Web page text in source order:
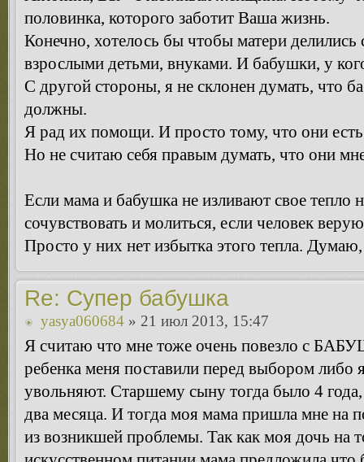
половинка, которого заботит Ваша жизнь.
Конечно, хотелось бы чтобы матери
взрослыми детьми, внуками. И бабушки, у
С другой стороны, я не склонен думать, что
должны.
Я рад их помощи. И просто тому, что они
Но не считаю себя правым думать, что они
Если мама и бабушка не изливают свое тепло
сочувствовать и молиться, если человек
Просто у них нет избытка этого тепла.
Re: Супер бабушка
yasya060684 » 21 июл 2013, 15:47
Я считаю что мне тоже очень повезло с
ребенка меня поставили перед выбором
увольняют. Старшему сыну тогда было 4
два месяца. И тогда моя мама пришла мне на
из возникшей проблемы. Так как моя дочь на